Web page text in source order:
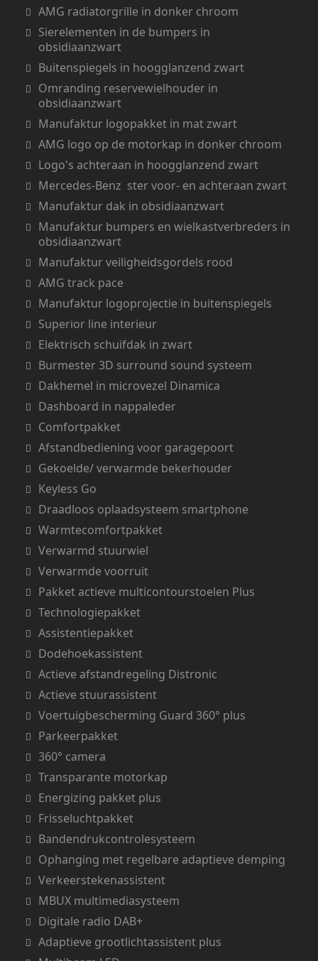
AMG radiatorgrille in donker chroom
Sierelementen in de bumpers in
obsidiaanzwart
Buitenspiegels in hoogglanzend zwart
Omranding reservewielhouder in
obsidiaanzwart
Manufaktur logopakket in mat zwart
AMG logo op de motorkap in donker chroom
Logo's achteraan in hoogglanzend zwart
Mercedes-Benz ster voor- en achteraan zwart
Manufaktur dak in obsidiaanzwart
Manufaktur bumpers en wielkastverbreders in
obsidiaanzwart
Manufaktur veiligheidsgordels rood
AMG track pace
Manufaktur logoprojectie in buitenspiegels
Superior line interieur
Elektrisch schuifdak in zwart
Burmester 3D surround sound systeem
Dakhemel in microvezel Dinamica
Dashboard in nappaleder
Comfortpakket
Afstandbediening voor garagepoort
Gekoelde/ verwarmde bekerhouder
Keyless Go
Draadloos oplaadsysteem smartphone
Warmtecomfortpakket
Verwarmd stuurwiel
Verwarmde voorruit
Pakket actieve multicontourstoelen Plus
Technologiepakket
Assistentiepakket
Dodehoekassistent
Actieve afstandregeling Distronic
Actieve stuurassistent
Voertuigbescherming Guard 360° plus
Parkeerpakket
360° camera
Transparante motorkap
Energizing pakket plus
Frisseluchtpakket
Bandendrukcontrolesysteem
Ophanging met regelbare adaptieve demping
Verkeerstekenassistent
MBUX multimediasysteem
Digitale radio DAB+
Adaptieve grootlichtassistent plus